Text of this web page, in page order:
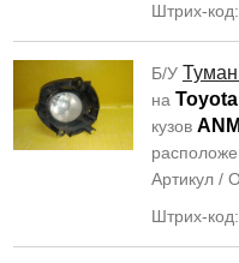
Штрих-
Б/У
на
кузов
Артикул /
Штрих-